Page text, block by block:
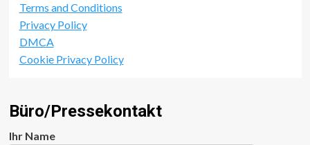
Terms and Conditions
Privacy Policy
DMCA
Cookie Privacy Policy
Büro/Pressekontakt
Ihr Name